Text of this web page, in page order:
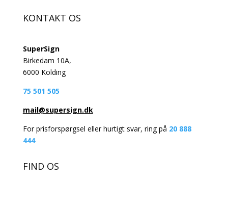
KONTAKT OS
SuperSign
Birkedam 10A,
6000 Kolding
75 501 505
mail@supersign.dk
For prisforspørgsel eller hurtigt svar, ring på 20 888
444
FIND OS